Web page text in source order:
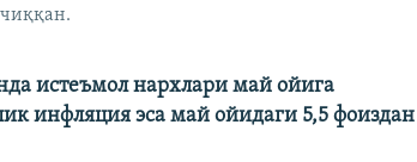
чиққан.
истеъмол нархлари май ойига
инфляция эса май ойидаги 5,5 фоиздан